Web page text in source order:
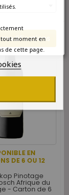
modifications
EN
DE 6 OU 12
Pinotage
Afrique du
- Carton de 6
moment en
de cette page.